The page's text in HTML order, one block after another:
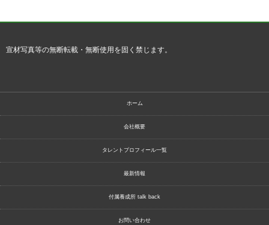
宣材写真等の無断転載・無断使用を固く禁じます。
ホーム
会社概要
タレントプロフィール一覧
最新情報
付属養成所 talk back
お問い合わせ